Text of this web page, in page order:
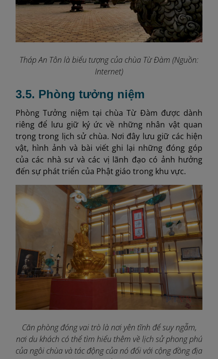
Tháp An Tôn là biểu tượng của chùa Từ Đàm (Nguồn:
Internet)
3.5. Phòng tưởng niệm
Phòng Tưởng niệm tại chùa Từ Đàm được dành
riêng để lưu giữ ký ức về những nhân vật quan
trọng trong lịch sử chùa. Nơi đây lưu giữ các hiện
vật, hình ảnh và bài viết ghi lại những đóng góp
của các nhà sư và các vị lãnh đạo có ảnh hưởng
đến sự phát triển của Phật giáo trong khu vực.
Căn phòng đóng vai trò là nơi yên tĩnh để suy ngẫm,
nơi du khách có thể tìm hiểu thêm về lịch sử phong phú
của ngôi chùa và tác động của nó đối với cộng đồng địa